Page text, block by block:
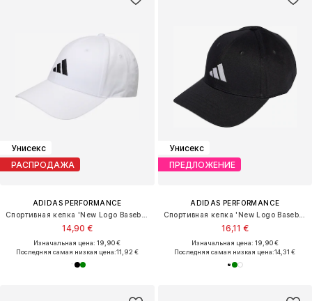
Унисекс
РАСПРОДАЖА
ADIDAS PERFORMANCE
14,90 €
Изначальная цена: 19,90 €
Последняя самая низкая цена:11,92 €
Унисекс
ПРЕДЛОЖЕНИЕ
ADIDAS PERFORMANCE
16,11 €
Изначальная цена: 19,90 €
Последняя самая низкая цена:14,31 €